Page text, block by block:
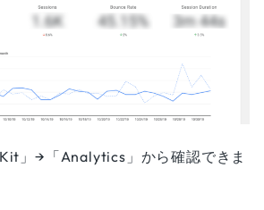
」→「Analytics」から確認できま